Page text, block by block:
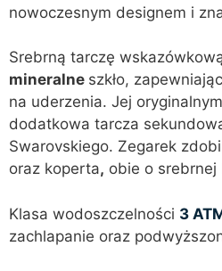
nowoczesnym designem i
Srebrną tarczę
mineralne szkło,
na uderzenia. Jej
dodatkowa tarcza
Swarovskiego. Zegarek
oraz koperta, obie o srebrnej
Klasa wodoszczelności 3
zachlapanie oraz